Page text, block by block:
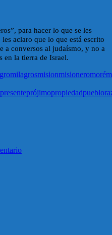
para hacer lo que se les
aclaro que lo que está escrito
a conversos al judaísmo, y no a
en la tierra de Israel.
milagrosmisionmisioneromoré
presenteprójimopropiedadpueblo